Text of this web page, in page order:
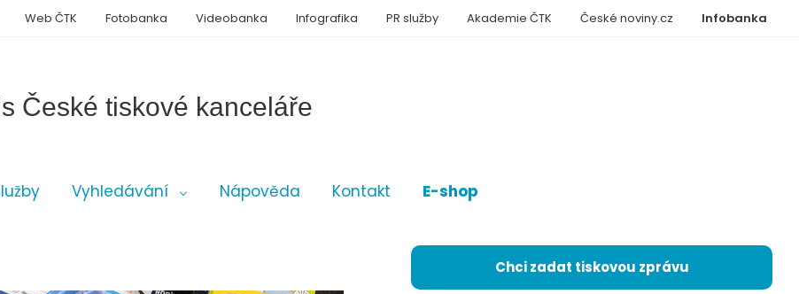
České tiskové kanceláře
Vyhledávání Nápověda Kontakt E-shop
Infobanka
Web ČTK Fotobanka Videobanka Infografika PR služby Akademie ČTK České noviny.cz
Chci zadat tiskovou zprávu